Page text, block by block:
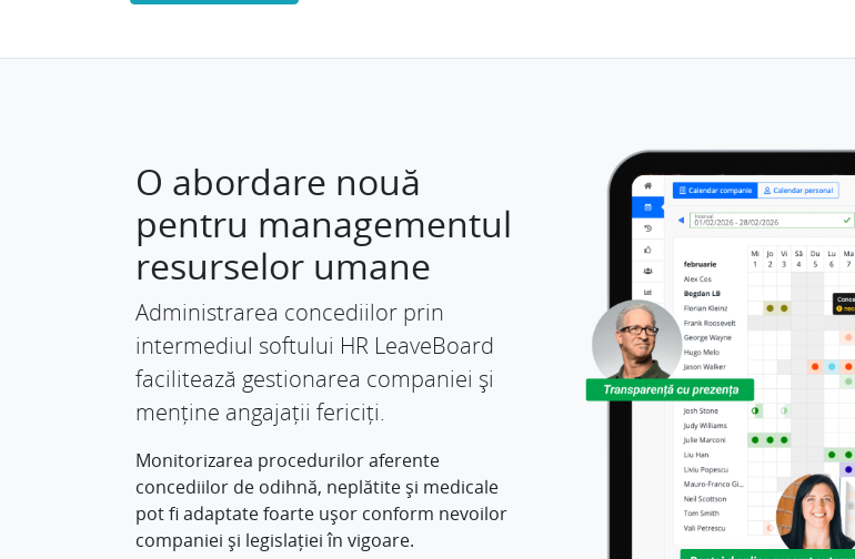
O abordare nouă
pentru managementul
resurselor umane
Administrarea concediilor prin
intermediul softului HR LeaveBoard
facilitează gestionarea companiei și
menține angajații fericiți.
Monitorizarea procedurilor aferente
concediilor de odihnă, neplătite și medicale
pot fi adaptate foarte ușor conform nevoilor
companiei și legislației în vigoare.